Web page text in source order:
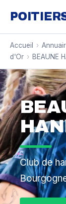
Accueil ›
d'Or › BEAUNE
Club de